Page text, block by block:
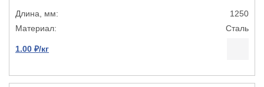
1250
Сталь
1.00 ₽/кг